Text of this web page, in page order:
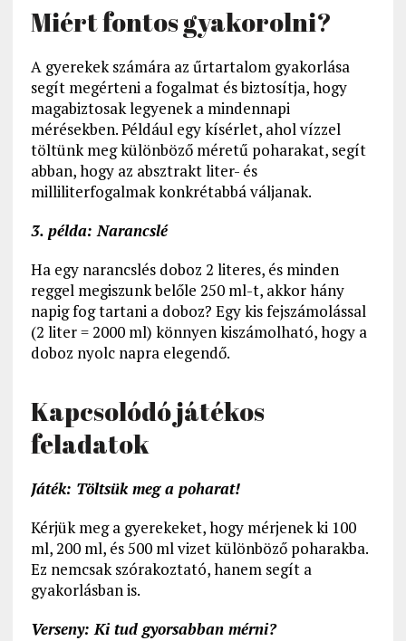
Miért fontos gyakorolni?
A gyerekek számára az űrtartalom gyakorlása
segít megérteni a fogalmat és biztosítja, hogy
magabiztosak legyenek a mindennapi
mérésekben. Például egy kísérlet, ahol vízzel
töltünk meg különböző méretű poharakat, segít
abban, hogy az absztrakt liter- és
milliliterfogalmak konkrétabbá váljanak.
3. példa: Narancslé
Ha egy narancslés doboz 2 literes, és minden
reggel megiszunk belőle 250 ml-t, akkor hány
napig fog tartani a doboz? Egy kis fejszámolással
(2 liter = 2000 ml) könnyen kiszámolható, hogy a
doboz nyolc napra elegendő.
Kapcsolódó játékos
feladatok
Játék: Töltsük meg a poharat!
Kérjük meg a gyerekeket, hogy mérjenek ki 100
ml, 200 ml, és 500 ml vizet különböző poharakba.
Ez nemcsak szórakoztató, hanem segít a
gyakorlásban is.
Verseny: Ki tud gyorsabban mérni?